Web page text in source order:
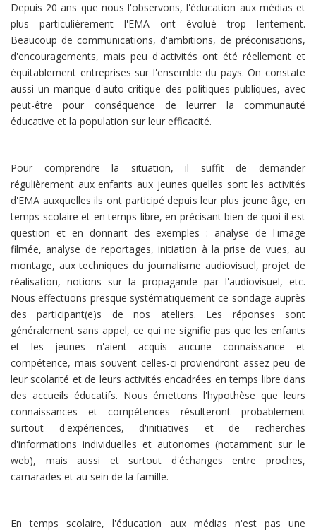
Depuis 20 ans que nous l'observons, l'éducation aux médias et
plus particulièrement l'EMA ont évolué trop lentement.
Beaucoup de communications, d'ambitions, de préconisations,
d'encouragements, mais peu d'activités ont été réellement et
équitablement entreprises sur l'ensemble du pays. On constate
aussi un manque d'auto-critique des politiques publiques, avec
peut-être pour conséquence de leurrer la communauté
éducative et la population sur leur efficacité.
Pour comprendre la situation, il suffit de demander
régulièrement aux enfants aux jeunes quelles sont les activités
d'EMA auxquelles ils ont participé depuis leur plus jeune âge, en
temps scolaire et en temps libre, en précisant bien de quoi il est
question et en donnant des exemples : analyse de l'image
filmée, analyse de reportages, initiation à la prise de vues, au
montage, aux techniques du journalisme audiovisuel, projet de
réalisation, notions sur la propagande par l'audiovisuel, etc.
Nous effectuons presque systématiquement ce sondage auprès
des participant(e)s de nos ateliers. Les réponses sont
généralement sans appel, ce qui ne signifie pas que les enfants
et les jeunes n'aient acquis aucune connaissance et
compétence, mais souvent celles-ci proviendront assez peu de
leur scolarité et de leurs activités encadrées en temps libre dans
des accueils éducatifs. Nous émettons l'hypothèse que leurs
connaissances et compétences résulteront probablement
surtout d'expériences, d'initiatives et de recherches
d'informations individuelles et autonomes (notamment sur le
web), mais aussi et surtout d'échanges entre proches,
camarades et au sein de la famille.
En temps scolaire, l'éducation aux médias n'est pas une